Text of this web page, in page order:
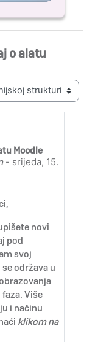
o alatu
Moodle
- srijeda, 15.
novi
pod
svoj
održava u
Više
i načinu
klikom na